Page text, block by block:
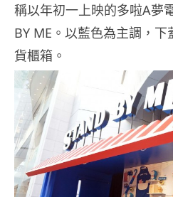
稱以年初一上映的多啦A夢
BY ME。以藍色為主調，
貨櫃箱。